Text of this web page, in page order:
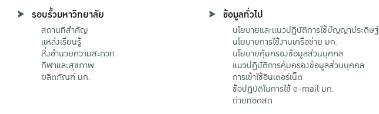
รอบรั้วมหาวิทยาลัย
สถานที่สำคัญ
แหล่งเรียนรู้
สิ่งอำนวยความสะดวก
กีฬาและสุขภาพ
ผลิตภัณฑ์ มก.
ข้อมูลทั่วไป
นโยบายและแนวปฏิบัติการใช้ปัญญาประดิษฐ์
นโยบายการใช้งานเครือข่าย มก.
นโยบายคุ้มครองข้อมูลส่วนบุคคล
แนวปฏิบัติการคุ้มครองข้อมูลส่วนบุคคล
การเข้าใช้อินเตอร์เน็ต
ข้อปฏิบัติในการใช้ e-mail มก.
ถ่ายทอดสด